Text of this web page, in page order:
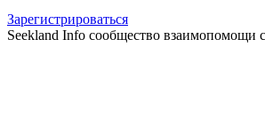
Зарегистрироваться
Seekland Info сообщество взаимопомощи